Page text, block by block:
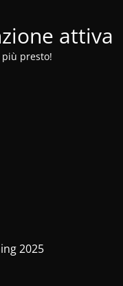
attiva
presto!
2025